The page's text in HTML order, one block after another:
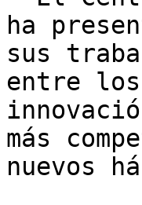
ha
sus
entre los
más
nuevos